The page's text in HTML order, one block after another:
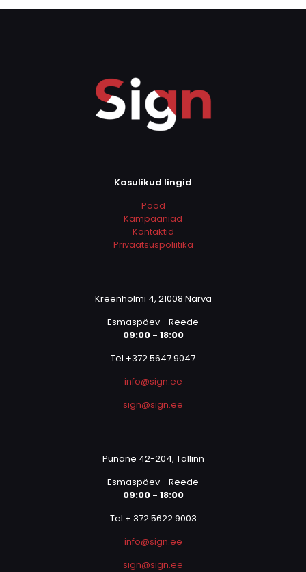
Kasulikud lingid
Pood
Kampaaniad
Kontaktid
Privaatsuspoliitika
Kreenholmi 4, 21008 Narva
Esmaspäev - Reede
09:00 - 18:00
Tel +372 5647 9047
info@sign.ee
sign@sign.ee
Punane 42-204, Tallinn
Esmaspäev - Reede
09:00 - 18:00
Tel + 372 5622 9003
info@sign.ee
sign@sign.ee